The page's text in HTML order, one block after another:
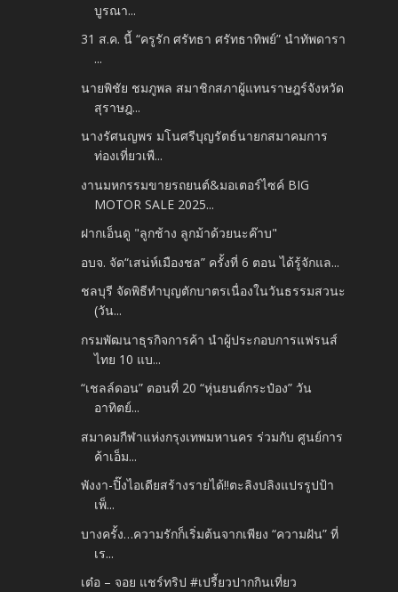
บูรณา...
31 ส.ค. นี้ “ครูรัก ศรัทธา ศรัทธาทิพย์” นำทัพดารา
...
นายพิชัย ชมภูพล สมาชิกสภาผู้แทนราษฎร์จังหวัด
สุราษฎ...
นางรัศนญพร มโนศรีบุญรัตธ์นายกสมาคมการ
ท่องเที่ยวเพื...
งานมหกรรมขายรถยนต์&มอเตอร์ไซค์ BIG
MOTOR SALE 2025...
ฝากเอ็นดู "ลูกช้าง ลูกม้าด้วยนะค๊าบ"
อบจ. จัด“เสน่ห์เมืองชล” ครั้งที่ 6 ตอน ได้รู้จักแล...
ชลบุรี จัดพิธีทำบุญตักบาตรเนื่องในวันธรรมสวนะ
(วัน...
กรมพัฒนาธุรกิจการค้า นำผู้ประกอบการแฟรนส์
ไทย 10 แบ...
“เชลล์ดอน” ตอนที่ 20 “หุ่นยนต์กระป๋อง” วัน
อาทิตย์...
สมาคมกีฬาแห่งกรุงเทพมหานคร ร่วมกับ ศูนย์การ
ค้าเอ็ม...
พังงา-ปิ๊งไอเดียสร้างรายได้!!ตะลิงปลิงแปรรูปป้า
เพ็...
บางครั้ง…ความรักก็เริ่มต้นจากเพียง “ความฝัน” ที่
เร...
เต๋อ – จอย แชร์ทริป #เปรี้ยวปากกินเที่ยว